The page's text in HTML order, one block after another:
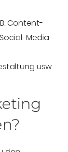
Content-
Media-
usw.